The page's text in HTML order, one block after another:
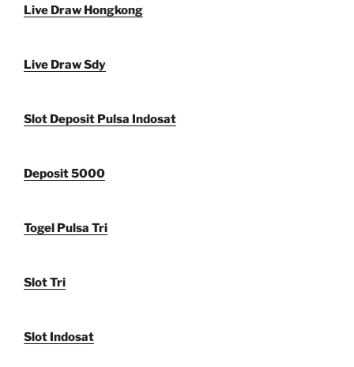
Live Draw Hongkong
Live Draw Sdy
Slot Deposit Pulsa Indosat
Deposit 5000
Togel Pulsa Tri
Slot Tri
Slot Indosat